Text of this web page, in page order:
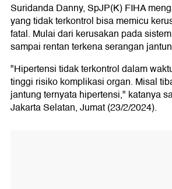
Suridanda Danny, SpJP(K) FIHA
yang tidak terkontrol bisa memicu
fatal. Mulai dari kerusakan pada
sampai rentan terkena serangan
"Hipertensi tidak terkontrol dalam
tinggi risiko komplikasi organ. Misal
jantung ternyata hipertensi," katanya
Jakarta Selatan, Jumat (23/2/2024).